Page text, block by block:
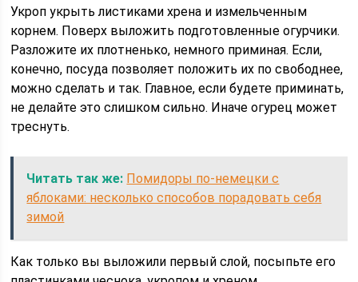
Укроп укрыть листиками хрена и измельченным
корнем. Поверх выложить подготовленные огурчики.
Разложите их плотненько, немного приминая. Если,
конечно, посуда позволяет положить их по свободнее,
можно сделать и так. Главное, если будете приминать,
не делайте это слишком сильно. Иначе огурец может
треснуть.
Читать так же: Помидоры по-немецки с
яблоками: несколько способов порадовать себя
зимой
Как только вы выложили первый слой, посыпьте его